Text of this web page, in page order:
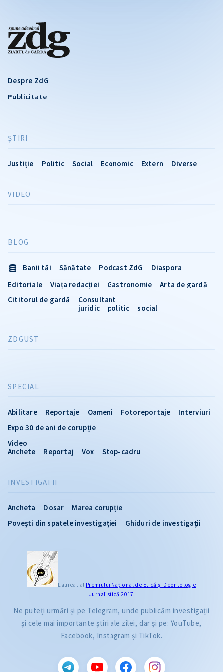
Despre ZdG
Publicitate
ŞTIRI
Justiție Politic Social Economic Extern Diverse
INVESTIGATII
Ancheta Dosar
Marea corupție
Povești din spatele investigației
Ghiduri de investigații
VIDEO
SPECIAL
Abilitare Reportaje Oameni Fotoreportaje
Interviuri
Expo 30 de ani de corupție
Video
Anchete
Reportaj Vox Stop-cadru
BLOG
Banii tăi Sănătate Podcast ZdG
Diaspora
Editoriale
Viața redacției Gastronomie
Arta de gardă
Cititorul de gardă
Consultant
juridic
politic social
ZDGUST
Laureat al Premiului Naţional de Etică și Deontologie
Jurnalistică 2017
Ne puteți urmări și pe Telegram, unde publicăm investigații
și cele mai importante știri ale zilei, dar și pe: YouTube,
Facebook, Instagram și TikTok.